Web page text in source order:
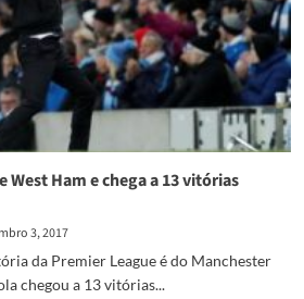
West Ham e chega a 13 vitórias
3, 2017
da Premier League é do Manchester
chegou a 13 vitórias...